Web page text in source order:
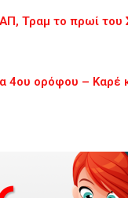
Τραμ το πρωί του
4ου ορόφου –